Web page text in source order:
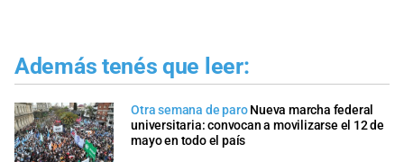
Además tenés que leer:
Otra semana de paro Nueva marcha federal
universitaria: convocan a movilizarse el 12 de
mayo en todo el país